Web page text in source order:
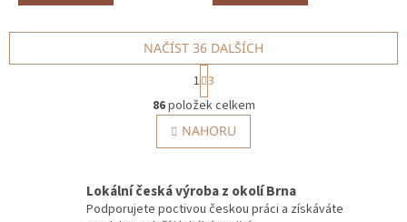
O
v
l
á
a
c
NAČÍST 36 DALŠÍCH
S
t
r
á
n
k
á
n
1 3
86položek celkem
NAHORU
Lokální česká výroba z okolí Brna
Podporujete poctivou českou práci a získáváte